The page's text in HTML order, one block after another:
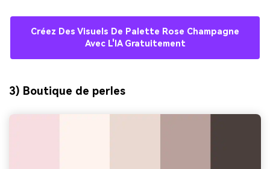
Créez Des Visuels De Palette Rose Champagne
Avec L'IA Gratuitement
3) Boutique de perles